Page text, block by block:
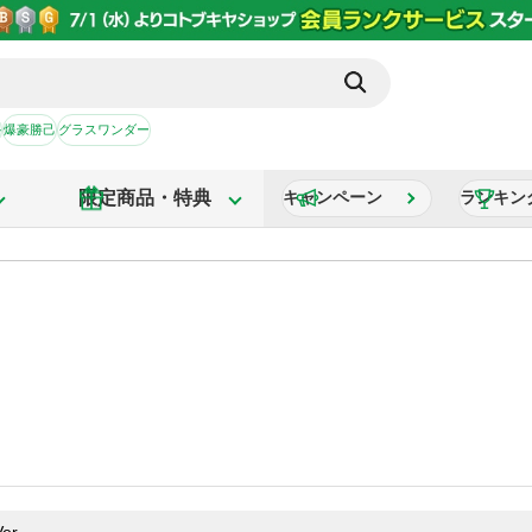
爆豪勝己グラスワンダー
限定商品・特典 キャンペーン ランキン